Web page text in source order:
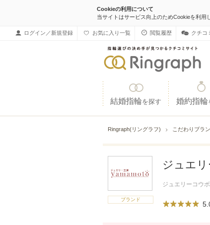
Cookieの利用について
当サイトはサービス向上のためCookieを利用
ログイン／新規登録 お気に入り一覧 閲覧履歴 クチコ
結婚指輪を探す 婚約指輪
Ringraph(リングラフ) こだわりブラ
ブランド
ジュエリ
ジュエリーコウ